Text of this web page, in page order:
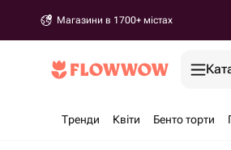
Магазини в 1700+ містах
Тренди Квіти Бенто торти